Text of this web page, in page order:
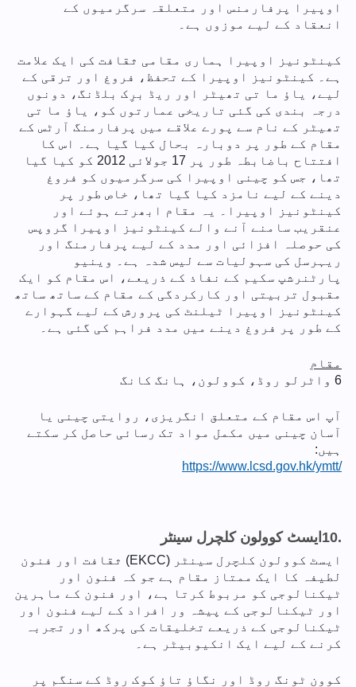
اوپیرا پرفارمنس اور متعلقہ سرگرمیوں کے
انعقاد کے لیے موزوں ہے۔
کینٹونیز اوپیرا ہماری مقامی ثقافت کی ایک علامت
ہے۔ کینٹونیز اوپیرا کے تحفظ، فروغ اور ترقی کے
لیے، یاؤ ما تی تھیٹر اور ریڈ برِک بلڈنگ، دونوں
درجہ بندی کی گئی تاریخی عمارتوں کو، یاؤ ما تی
تھیٹر کے نام سے پورے علاقے میں پرفارمنگ آرٹس کے
مقام کے طور پر دوبارہ بحال کیا گیا ہے۔ اس کا
افتتاح باضابطہ طور پر 17 جولائی 2012 کو کیا گیا
تھا، جس کو چینی اوپیرا کی سرگرمیوں کو فروغ
دینے کے لیے نامزد کیا گیا تھا، خاص طور پر
کینٹونیز اوپیرا۔ یہ مقام ابھرتے ہوئے اور
عنقریب سامنے آنے والے کینٹونیز اوپیرا گروپس
کی حوصلہ افزائی اور مدد کے لیے پرفارمنگ اور
ریہرسل کی سہولیات سے لیس شدہ ہے۔ وینیو
پارٹنرشپ سکیم کے نفاذ کے ذریعے، اس مقام کو ایک
مقبول تربیتی اور کارکردگی کے مقام کے ساتھ ساتھ
کینٹونیز اوپیرا ٹیلنٹ کی پرورش کے لیے گہوارے
کے طور پر فروغ دینے میں مدد فراہم کی گئی ہے۔
مقام
6 واٹرلو روڈ، کوولون، ہانگ کانگ
آپ اس مقام کے متعلق انگریزی، روایتی چینی یا
آسان چینی میں مکمل مواد تک رسائی حاصل کر سکتے
ہیں:
https://www.lcsd.gov.hk/ymtt/
ایسٹ کوولون کلچرل سینٹر 10.
ایسٹ کوولون کلچرل سینٹر (EKCC) ثقافت اور فنون
لطیفہ کا ایک ممتاز مقام ہے جو کہ فنون اور
ٹیکنالوجی کو مربوط کرتا ہے، اور فنون کے ماہرین
اور ٹیکنالوجی کے پیشہ ور افراد کے لیے فنون اور
ٹیکنالوجی کے ذریعے تخلیقات کی پرکھ اور تجربہ
کرنے کے لیے ایک انکیوبیٹر ہے۔
کوون ٹونگ روڈ اور نگاؤ تاؤ کوک روڈ کے سنگم پر